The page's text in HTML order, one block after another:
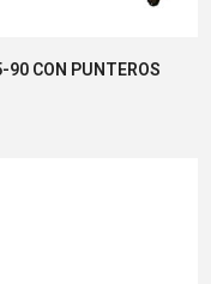
90 CON PUNTEROS